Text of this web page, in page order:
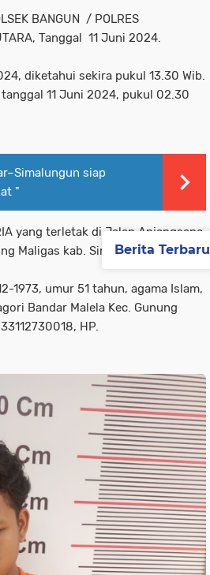
BANGUN / POLRES
Tanggal 11 Juni 2024.
diketahui sekira pukul 13.30 Wib.
11 Juni 2024, pukul 02.30
siap
"
yang terletak di Jalan Anjangsana
Maligas kab. Simalungun
1973, umur 51 tahun, agama Islam,
Bandar Malela Kec. Gunung
HP.
Berita Terbaru